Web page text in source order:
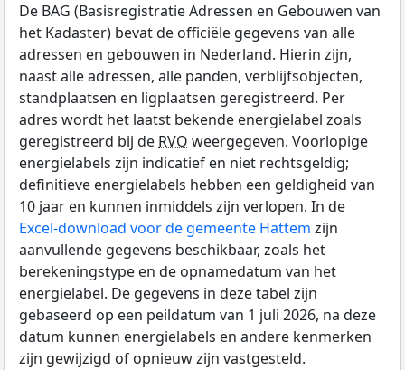
De BAG (Basisregistratie Adressen en Gebouwen van
het Kadaster) bevat de officiële gegevens van alle
adressen en gebouwen in Nederland. Hierin zijn,
naast alle adressen, alle panden, verblijfsobjecten,
standplaatsen en ligplaatsen geregistreerd. Per
adres wordt het laatst bekende energielabel zoals
geregistreerd bij de RVO weergegeven. Voorlopige
energielabels zijn indicatief en niet rechtsgeldig;
definitieve energielabels hebben een geldigheid van
10 jaar en kunnen inmiddels zijn verlopen. In de
Excel-download voor de gemeente Hattem zijn
aanvullende gegevens beschikbaar, zoals het
berekeningstype en de opnamedatum van het
energielabel. De gegevens in deze tabel zijn
gebaseerd op een peildatum van 1 juli 2026, na deze
datum kunnen energielabels en andere kenmerken
zijn gewijzigd of opnieuw zijn vastgesteld.